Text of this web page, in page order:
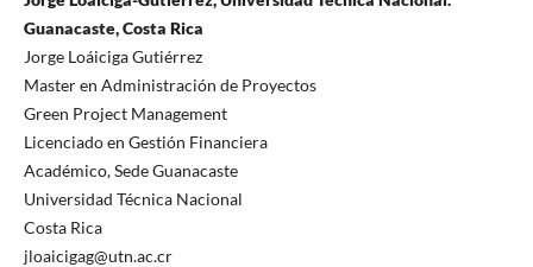
Guanacaste, Costa Rica
Jorge Loáiciga Gutiérrez
Master en Administración de Proyectos
Green Project Management
Licenciado en Gestión Financiera
Académico, Sede Guanacaste
Universidad Técnica Nacional
Costa Rica
jloaicigag@utn.ac.cr